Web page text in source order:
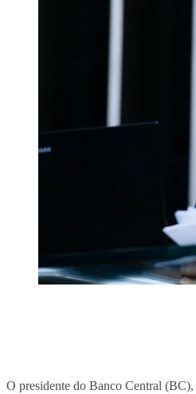
O presidente do Banco Central (BC),